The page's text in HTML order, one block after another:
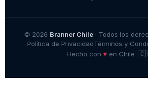
© 2026 Branner Chile· Todos los
Política de PrivacidadTérminos y
Hecho con ♥en Chile